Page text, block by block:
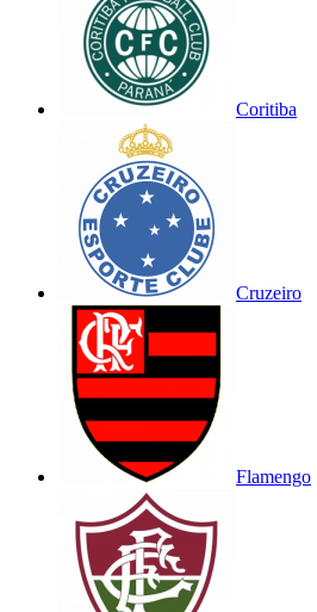
Coritiba
Cruzeiro
Flamengo